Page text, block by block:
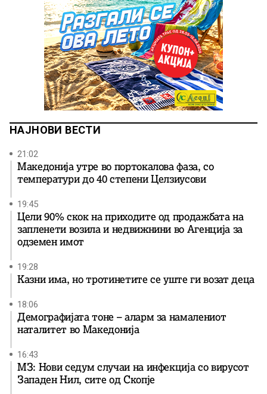
НАЈНОВИ ВЕСТИ
21:02
Македонија утре во портокалова фаза, со
температури до 40 степени Целзиусови
19:45
Цели 90% скок на приходите од продажбата на
запленети возила и недвижнини во Агенција за
одземен имот
19:28
Казни има, но тротинетите се уште ги возат деца
18:06
Демографијата тоне – аларм за намалениот
наталитет во Македонија
16:43
МЗ: Нови седум случаи на инфекција со вирусот
Западен Нил, сите од Скопје